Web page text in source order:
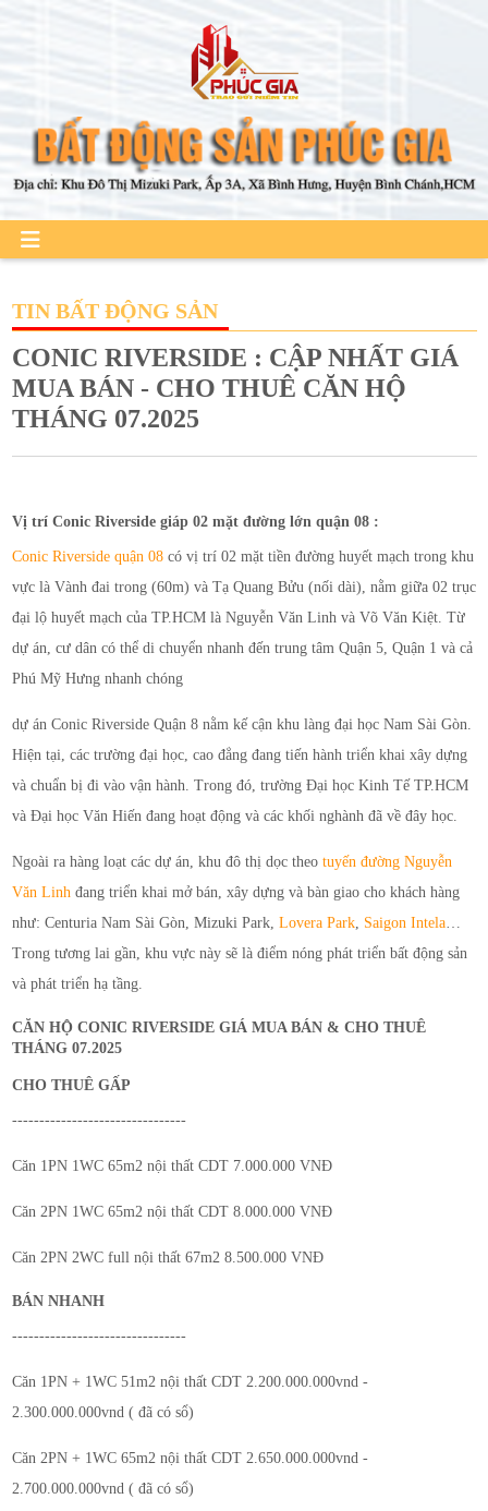
TIN BẤT ĐỘNG SẢN
CONIC RIVERSIDE : CẬP NHẤT GIÁ
MUA BÁN - CHO THUÊ CĂN HỘ
THÁNG 07.2025
Vị trí Conic Riverside giáp 02 mặt đường lớn quận 08 :
Conic Riverside quận 08 có vị trí 02 mặt tiền đường huyết mạch trong khu
vực là Vành đai trong (60m) và Tạ Quang Bửu (nối dài), nằm giữa 02 trục
đại lộ huyết mạch của TP.HCM là Nguyễn Văn Linh và Võ Văn Kiệt. Từ
dự án, cư dân có thể di chuyển nhanh đến trung tâm Quận 5, Quận 1 và cả
Phú Mỹ Hưng nhanh chóng
dự án Conic Riverside Quận 8 nằm kế cận khu làng đại học Nam Sài Gòn.
Hiện tại, các trường đại học, cao đẳng đang tiến hành triển khai xây dựng
và chuẩn bị đi vào vận hành. Trong đó, trường Đại học Kinh Tế TP.HCM
và Đại học Văn Hiến đang hoạt động và các khối nghành đã về đây học.
Ngoài ra hàng loạt các dự án, khu đô thị dọc theo tuyến đường Nguyễn
Văn Linhđang triển khai mở bán, xây dựng và bàn giao cho khách hàng
như: Centuria Nam Sài Gòn, Mizuki Park, Lovera Park, Saigon Intela…
Trong tương lai gần, khu vực này sẽ là điểm nóng phát triển bất động sản
và phát triển hạ tầng.
CĂN HỘ CONIC RIVERSIDE GIÁ MUA BÁN & CHO THUÊ
THÁNG 07.2025
CHO THUÊ GẤP
--------------------------------
Căn 1PN 1WC 65m2 nội thất CDT 7.000.000 VNĐ
Căn 2PN 1WC 65m2 nội thất CDT 8.000.000 VNĐ
Căn 2PN 2WC full nội thất 67m2 8.500.000 VNĐ
BÁN NHANH
--------------------------------
Căn 1PN + 1WC 51m2 nội thất CDT 2.200.000.000vnd -
2.300.000.000vnd ( đã có sổ)
Căn 2PN + 1WC 65m2 nội thất CDT 2.650.000.000vnd -
2.700.000.000vnd ( đã có sổ)